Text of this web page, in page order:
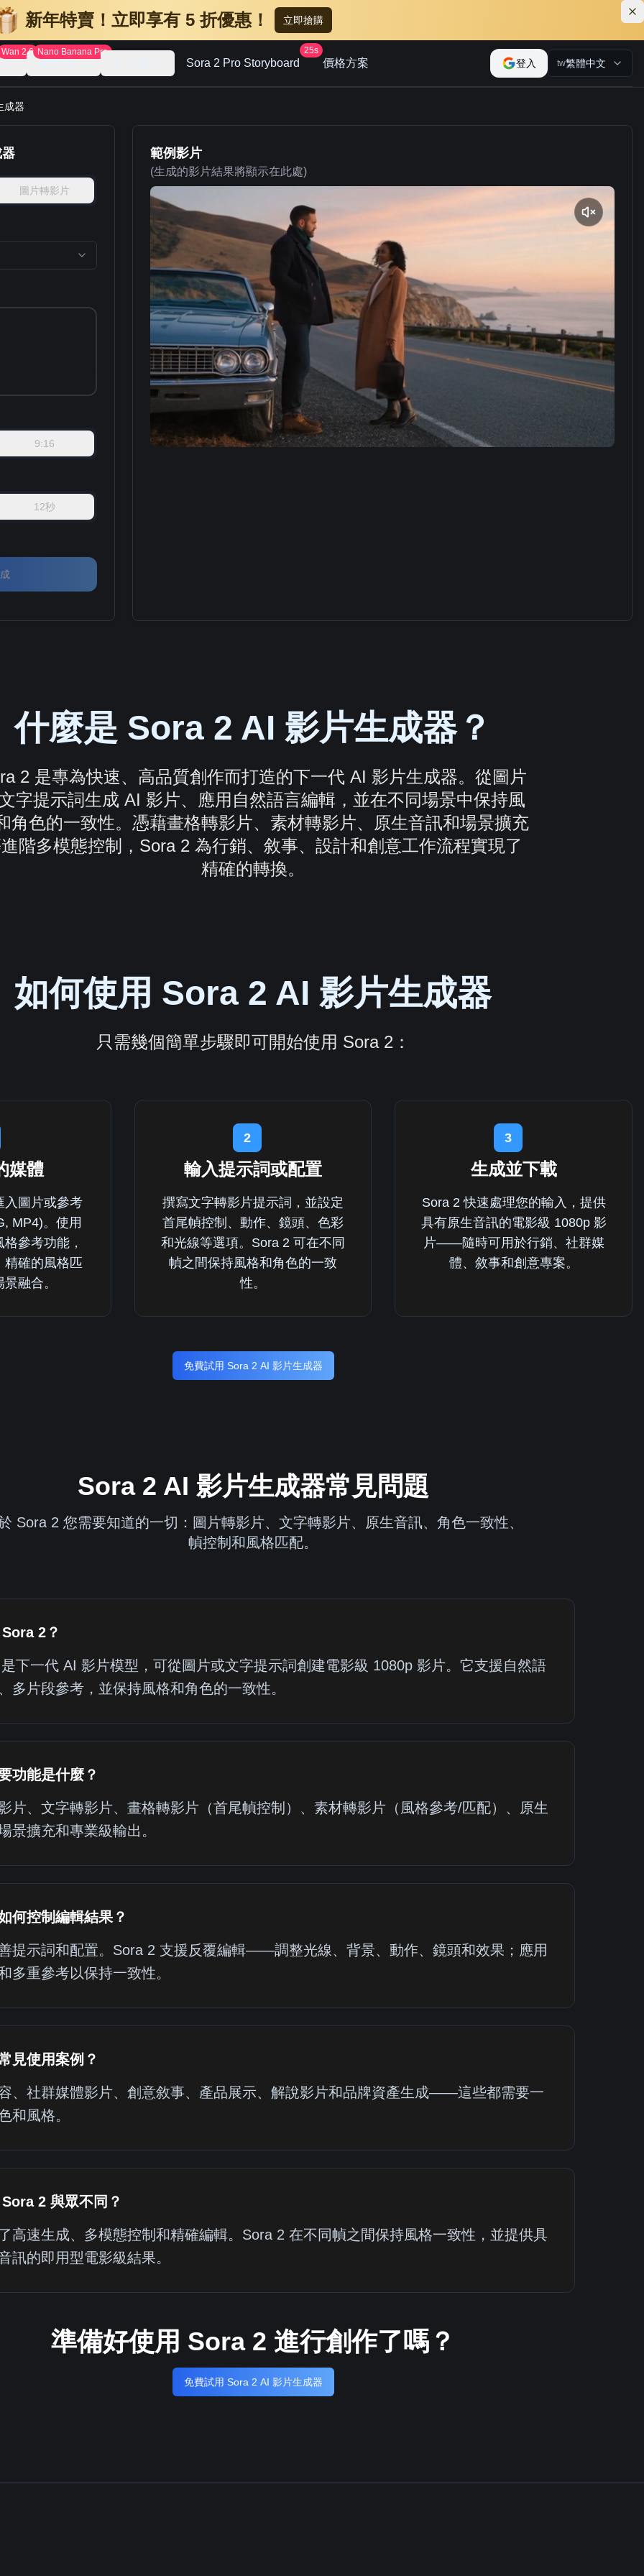
新年特賣！立即享有 5 折優惠！ 立即搶購
Wan 2.6
圖片 AI
Nano Banana Pro
Sora 2 Pro Storyboard
25s
價格方案 登入 tw繁體中文
成器
圖片轉影片
9:16
12秒
範例影片
(生成的影片結果將顯示在此處)
什麼是 Sora 2 AI 影片生成器？
2 是專為快速、高品質創作而打造的下一代 AI 影片生成器。從圖片
字提示詞生成 AI 影片、應用自然語言編輯，並在不同場景中保持風
角色的一致性。憑藉畫格轉影片、素材轉影片、原生音訊和場景擴充
階多模態控制，Sora 2 為行銷、敘事、設計和創意工作流程實現了
精確的轉換。
如何使用 Sora 2 AI 影片生成器
只需幾個簡單步驟即可開始使用 Sora 2：
媒體
入圖片或參考
MP4)。使用
參考功能，
精確的風格匹
融合。
2
輸入提示詞或配置
撰寫文字轉影片提示詞，並設定
首尾幀控制、動作、鏡頭、色彩
和光線等選項。Sora 2 可在不同
幀之間保持風格和角色的一致
性。
3
生成並下載
Sora 2 快速處理您的輸入，提供
具有原生音訊的電影級 1080p 影
片——隨時可用於行銷、社群媒
體、敘事和創意專案。
免費試用 Sora 2 AI 影片生成器
Sora 2 AI 影片生成器常見問題
Sora 2 您需要知道的一切：圖片轉影片、文字轉影片、原生音訊、角色一致性、
幀控制和風格匹配。
2？
下一代 AI 影片模型，可從圖片或文字提示詞創建電影級 1080p 影片。它支援自然語
多片段參考，並保持風格和角色的一致性。
功能是什麼？
片、文字轉影片、畫格轉影片（首尾幀控制）、素材轉影片（風格參考/匹配）、原生
景擴充和專業級輸出。
何控制編輯結果？
提示詞和配置。Sora 2 支援反覆編輯——調整光線、背景、動作、鏡頭和效果；應用
多重參考以保持一致性。
見使用案例？
、社群媒體影片、創意敘事、產品展示、解說影片和品牌資產生成——這些都需要一
和風格。
2 與眾不同？
高速生成、多模態控制和精確編輯。Sora 2 在不同幀之間保持風格一致性，並提供具
訊的即用型電影級結果。
準備好使用 Sora 2 進行創作了嗎？
免費試用 Sora 2 AI 影片生成器